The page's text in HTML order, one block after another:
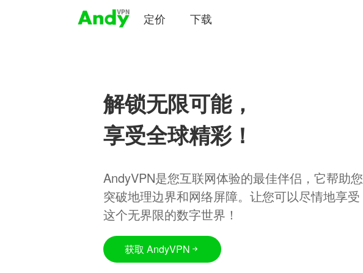
定价 下载
解锁无限可能，
享受全球精彩！
AndyVPN是您互联网体验的最佳伴侣，它帮助您
突破地理边界和网络屏障。让您可以尽情地享受
这个无界限的数字世界！
获取 AndyVPN